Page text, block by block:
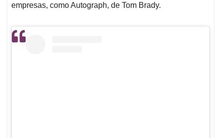
empresas, como Autograph, de Tom Brady.